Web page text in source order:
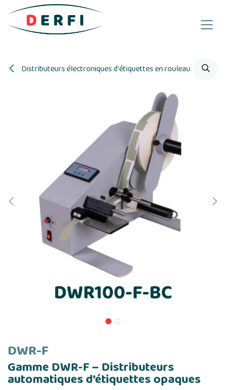
Se rendre au contenu
Distributeurs électroniques d'étiquettes en rouleau
DWR-F
Gamme DWR-F – Distributeurs
automatiques d'étiquettes opaques